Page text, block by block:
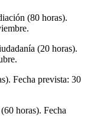
(80 horas).
(20 horas).
Fecha prevista: 30
horas). Fecha